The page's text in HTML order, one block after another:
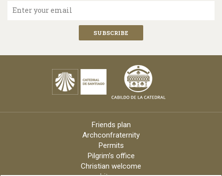
Enter your email
Friends plan
Archconfraternity
Permits
Pilgrim’s office
Christian welcome